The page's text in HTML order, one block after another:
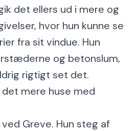
det ellers ud i mere og
hvor hun kunne se
fra sit vindue. Hun
og betonslum,
rigtigt set det.
mere huse med
Greve. Hun steg af